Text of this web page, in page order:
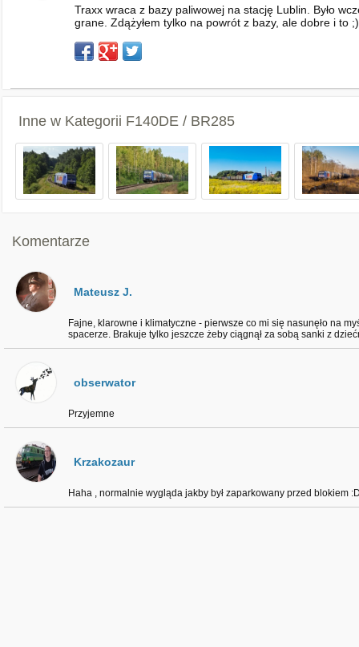
Traxx wraca z bazy paliwowej na stację Lublin. Było
grane. Zdążyłem tylko na powrót z bazy, ale dobre i to ;)
Inne w Kategorii F140DE / BR285
Komentarze
Mateusz J.
Fajne, klarowne i klimatyczne - pierwsze co mi się nasunęło na
spacerze. Brakuje tylko jeszcze żeby ciągnął za sobą sanki z
obserwator
Przyjemne
Krzakozaur
Haha , normalnie wygląda jakby był zaparkowany przed blokiem